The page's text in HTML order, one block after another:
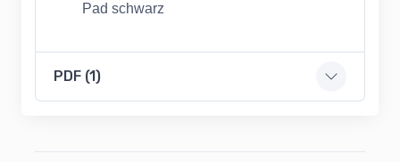
Pad schwarz
PDF (1)